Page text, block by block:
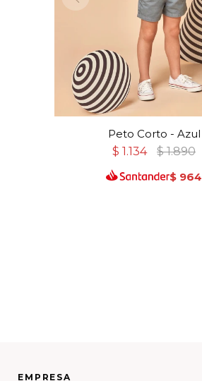
Peto Corto - Azul
$ 1.134 $ 1.890
$ 964
EMPRESA